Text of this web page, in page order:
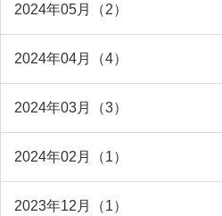
2024年05月（2）
2024年04月（4）
2024年03月（3）
2024年02月（1）
2023年12月（1）